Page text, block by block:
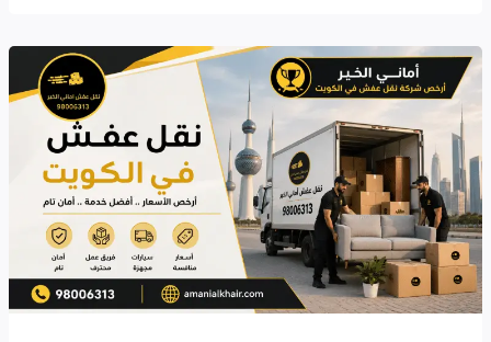
أماني
الخير
ارخص
شركة
نقل
عفش
الكويت
مع
التزام